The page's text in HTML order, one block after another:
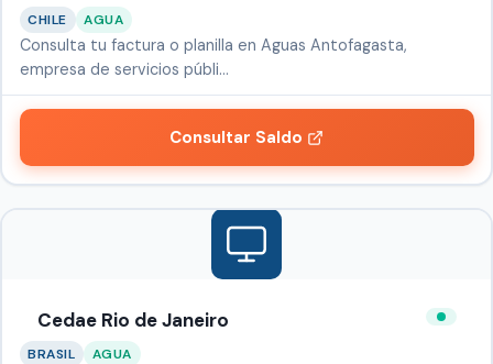
CHILE AGUA
Consulta tu factura o planilla en Aguas Antofagasta,
empresa de servicios públi…
Consultar Saldo
Cedae Rio de Janeiro
BRASIL AGUA